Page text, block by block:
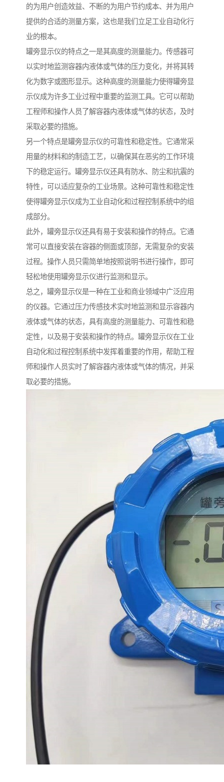
的为用户创造效益、不断的为用户节约成本、并为用户
提供的合适的测量方案，这也是我们立足工业自动化行
业的根本。
罐旁显示仪的特点之一是其高度的测量能力。传感器可
以实时地监测容器内液体或气体的压力变化，并将其转
化为数字或图形显示。这种高度的测量能力使得罐旁显
示仪成为许多工业过程中重要的监测工具。它可以帮助
工程师和操作人员了解容器内液体或气体的状态，及时
采取必要的措施。
另一个特点是罐旁显示仪的可靠性和稳定性。它通常采
用量的材料和的制造工艺，以确保其在恶劣的工作环境
下的稳定运行。罐旁显示仪还具有防水、防尘和抗震的
特性，可以适应复杂的工业场景。这种可靠性和稳定性
使得罐旁显示仪成为工业自动化和过程控制系统中的组
成部分。
此外，罐旁显示仪还具有易于安装和操作的特点。它通
常可以直接安装在容器的侧面或顶部，无需复杂的安装
过程。操作人员只需简单地按照说明书进行操作，即可
轻松地使用罐旁显示仪进行监测和显示。
总之，罐旁显示仪是一种在工业和商业领域中广泛应用
的仪器。它通过压力传感技术实时地监测和显示容器内
液体或气体的状态，具有高度的测量能力、可靠性和稳
定性，以及易于安装和操作的特点。罐旁显示仪在工业
自动化和过程控制系统中发挥着重要的作用，帮助工程
师和操作人员实时了解容器内液体或气体的情况，并采
取必要的措施。